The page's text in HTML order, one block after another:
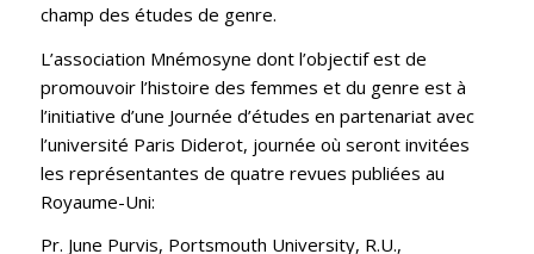
champ des études de genre.
L’association Mnémosyne dont l’objectif est de
promouvoir l’histoire des femmes et du genre est à
l’initiative d’une Journée d’études en partenariat avec
l’université Paris Diderot, journée où seront invitées
les représentantes de quatre revues publiées au
Royaume-Uni:
Pr. June Purvis, Portsmouth University, R.U.,